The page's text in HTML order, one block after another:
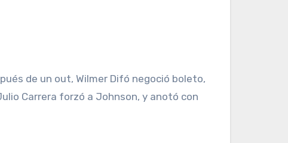
de un out, Wilmer Difó negoció boleto,
Carrera forzó a Johnson, y anotó con